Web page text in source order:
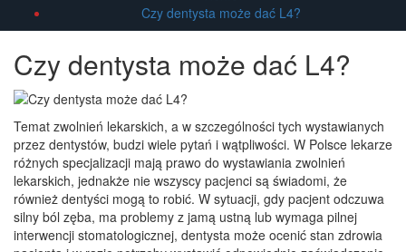
Czy dentysta może dać L4?
Czy dentysta może dać L4?
Temat zwolnień lekarskich, a w szczególności tych wystawianych
przez dentystów, budzi wiele pytań i wątpliwości. W Polsce lekarze
różnych specjalizacji mają prawo do wystawiania zwolnień
lekarskich, jednakże nie wszyscy pacjenci są świadomi, że
również dentyści mogą to robić. W sytuacji, gdy pacjent odczuwa
silny ból zęba, ma problemy z jamą ustną lub wymaga pilnej
interwencji stomatologicznej, dentysta może ocenić stan zdrowia